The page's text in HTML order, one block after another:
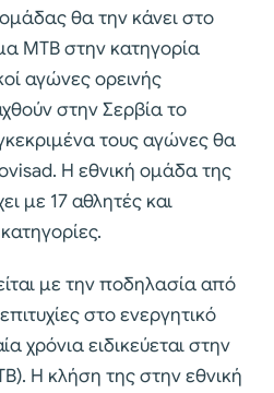
θα την κάνει στο
ΜΤΒ στην κατηγορία
αγώνες ορεινής
στην Σερβία το
τους αγώνες θα
Η εθνική ομάδα της
με 17 αθλητές και
με την ποδηλασία από
στο ενεργητικό
χρόνια ειδικεύεται στην
Η κλήση της στην εθνική